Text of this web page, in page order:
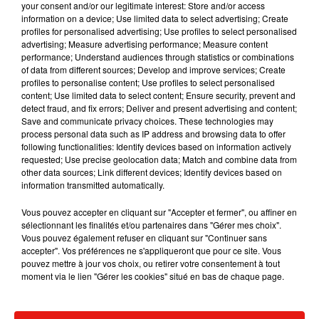
le filmSpider-Man : Far From Homecar comme
beaucoup de spectateurs le pensaient, Mysterio
est le véritable méchant de cet opus et est en
réalité un manipulateur.
Quant à la seconde scène post-générique, elle
fait écho aux propos de Kevin Feige qui affirmait
que les Skrulls ferait leur grand retour dans
Captain Marvel. Preuve en est avec cette scène
qui révèle que deux d'entre eux avaient pris la
place deMaria Hill et Nick Fury depuis le début de
par Ben Mendelsohn. Tout cela avec l'accord de
l'ex-directeur du S.H.I.E.L.D. qui se prélasse à
bord de son vaisseau en même temps qu'il
supervise une mission secrète. On est donc en
droit de se demander, depuis quand les aliens
your consent and/or our legitimate interest: Store and/or access
information on a device; Use limited data to select advertising; Create
profiles for personalised advertising; Use profiles to select personalised
advertising; Measure advertising performance; Measure content
performance; Understand audiences through statistics or combinations
of data from different sources; Develop and improve services; Create
profiles to personalise content; Use profiles to select personalised
content; Use limited data to select content; Ensure security, prevent and
detect fraud, and fix errors; Deliver and present advertising and content;
Save and communicate privacy choices. These technologies may
process personal data such as IP address and browsing data to offer
following functionalities: Identify devices based on information actively
requested; Use precise geolocation data; Match and combine data from
other data sources; Link different devices; Identify devices based on
information transmitted automatically.
Vous pouvez accepter en cliquant sur "Accepter et fermer", ou affiner en
sélectionnant les finalités et/ou partenaires dans "Gérer mes choix".
Vous pouvez également refuser en cliquant sur "Continuer sans
accepter". Vos préférences ne s'appliqueront que pour ce site. Vous
pouvez mettre à jour vos choix, ou retirer votre consentement à tout
moment via le lien "Gérer les cookies" situé en bas de chaque page.